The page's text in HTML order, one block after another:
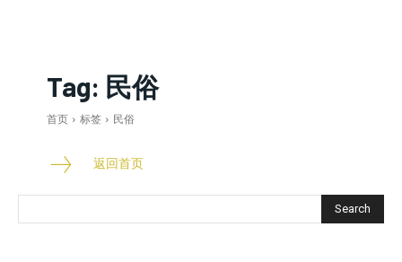
Tag: 民俗
首页 标签 民俗
返回首页
Search